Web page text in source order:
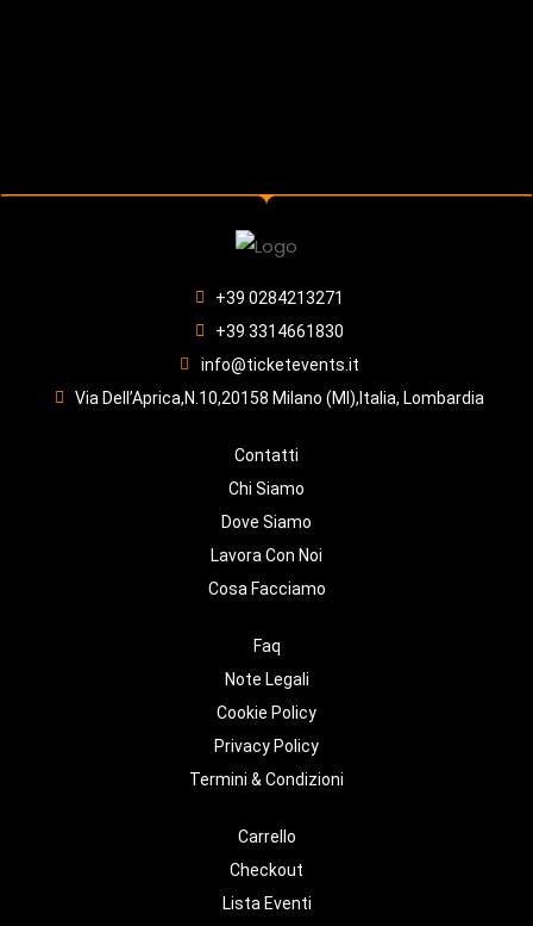
+39 0284213271
+39 3314661830
info@ticketevents.it
Via Dell’Aprica,N.10,20158 Milano (MI),Italia, Lombardia
Contatti
Chi Siamo
Dove Siamo
Lavora Con Noi
Cosa Facciamo
Faq
Note Legali
Cookie Policy
Privacy Policy
Termini & Condizioni
Carrello
Checkout
Lista Eventi